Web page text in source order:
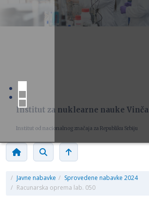
Institut za nuklearne nauke Vinča
Institut od nacionalnog značaja za Republiku Srbiju
/ Javne nabavke / Sprovedene nabavke 2024
/ Racunarska oprema lab. 050